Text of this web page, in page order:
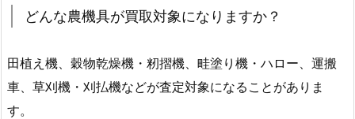
どんな農機具が買取対象になりますか？
田植え機、穀物乾燥機・籾摺機、畦塗り機・ハロー、運搬
車、草刈機・刈払機などが査定対象になることがありま
す。